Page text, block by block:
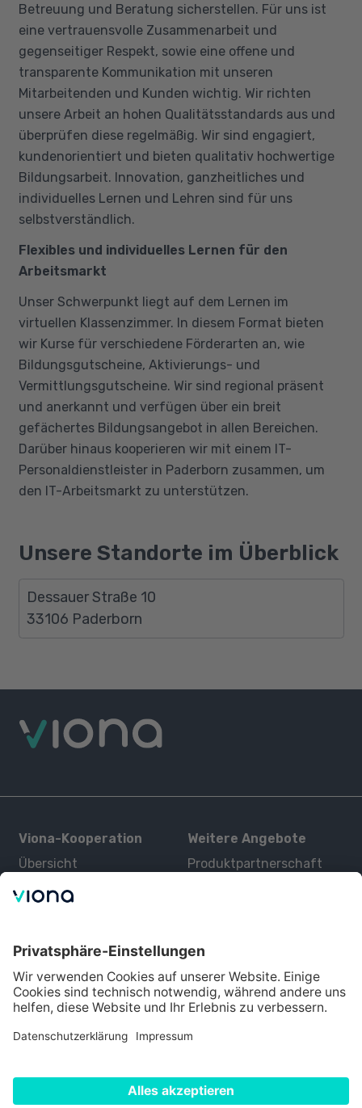
Betreuung und Beratung sicherstellen. Für uns ist
eine vertrauensvolle Zusammenarbeit und
gegenseitiger Respekt, sowie eine offene und
transparente Kommunikation mit unseren
Mitarbeitenden und Kunden wichtig. Wir richten
unsere Arbeit an hohen Qualitätsstandards aus und
überprüfen diese regelmäßig. Wir sind engagiert,
kundenorientiert und bieten qualitativ hochwertige
Bildungsarbeit. Innovation, ganzheitliches und
individuelles Lernen und Lehren sind für uns
selbstverständlich.
Flexibles und individuelles Lernen für den
Arbeitsmarkt
Unser Schwerpunkt liegt auf dem Lernen im
virtuellen Klassenzimmer. In diesem Format bieten
wir Kurse für verschiedene Förderarten an, wie
Bildungsgutscheine, Aktivierungs- und
Vermittlungsgutscheine. Wir sind regional präsent
und anerkannt und verfügen über ein breit
gefächertes Bildungsangebot in allen Bereichen.
Darüber hinaus kooperieren wir mit einem IT-
Personaldienstleister in Paderborn zusammen, um
den IT-Arbeitsmarkt zu unterstützen.
Unsere Standorte im Überblick
Dessauer Straße 10
33106 Paderborn
Viona-Kooperation
Übersicht
Kurse
Weitere Angebote
Produktpartnerschaft
Über uns
Alle Partner
Über Viona
Für Interessenten
Bildungsangebot
Impressum